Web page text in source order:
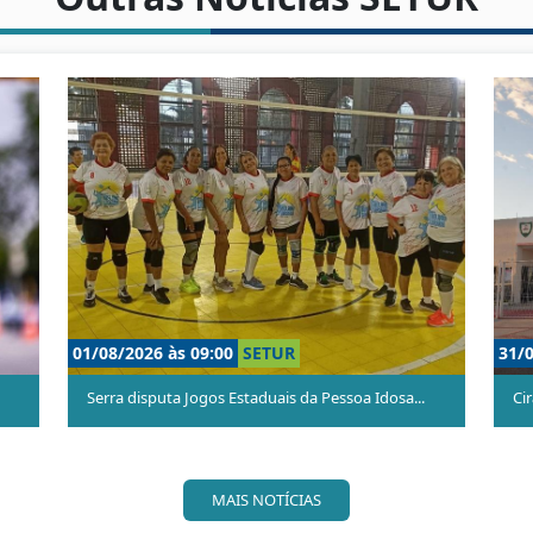
30/07/2026 às 09:00 SETUR
Serra Motofest reúne rock e motos em Jacaraíp...
29/07/
Estação
MAIS NOTÍCIAS